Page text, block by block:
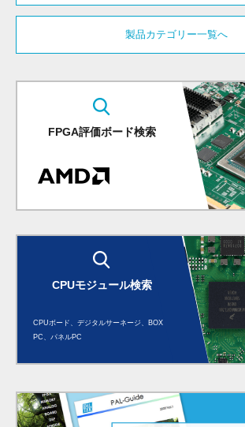
製品カテゴリー一覧へ
FPGA評価ボード検索
CPUモジュール検索
CPUボード、デジタルサーネージ、BOX
PC、パネルPC